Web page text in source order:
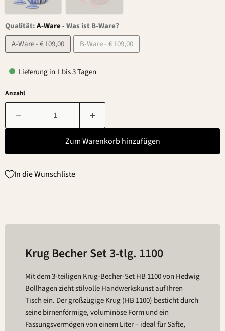
Qualität:A-Ware-Was ist B-Ware?
A-Ware - € 109,00
B-Ware - € 109,00
Lieferung in 1 bis 3 Tagen
Anzahl
Zum Warenkorb hinzufügen
In die Wunschliste
Krug Becher Set 3-tlg. 1100
Mit dem 3-teiligen Krug-Becher-Set HB 1100 von Hedwig
Bollhagen zieht stilvolle Handwerkskunst auf Ihren
Tisch ein. Der großzügige Krug (HB 1100) besticht durch
seine birnenförmige, voluminöse Form und ein
Fassungsvermögen von einem Liter – ideal für Säfte,